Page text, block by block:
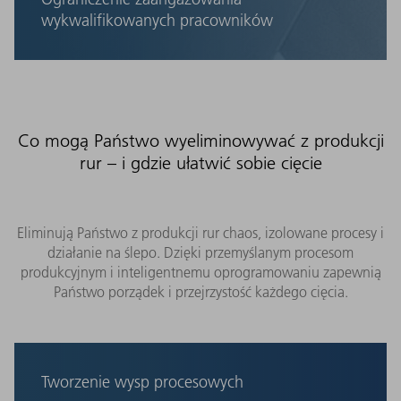
nieplanowane zatrzymania i spadki wydajności w
codziennej działalności.
wykwalifikowanych pracowników
produkcję nawet przy mniej doświadczonym
personelu.
Co mogą Państwo wyeliminowywać z produkcji
rur – i gdzie ułatwić sobie cięcie
Eliminują Państwo z produkcji rur chaos, izolowane procesy i
działanie na ślepo. Dzięki przemyślanym procesom
produkcyjnym i inteligentnemu oprogramowaniu zapewnią
Państwo porządek i przejrzystość każdego cięcia.
Tworzenie wysp procesowych